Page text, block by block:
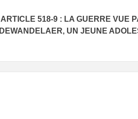
ARTICLE 518-9 : LA GUERRE VUE
DEWANDELAER, UN JEUNE